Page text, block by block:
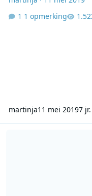
1 opmerking
martinja11 mei 20197 jr.